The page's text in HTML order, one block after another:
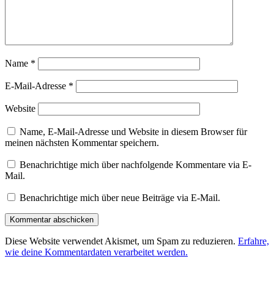
Name *
E-Mail-Adresse *
Website
Name, E-Mail-Adresse und Website in diesem Browser für
meinen nächsten Kommentar speichern.
Benachrichtige mich über nachfolgende Kommentare via E-
Mail.
Benachrichtige mich über neue Beiträge via E-Mail.
Diese Website verwendet Akismet, um Spam zu reduzieren. Erfahre,
wie deine Kommentardaten verarbeitet werden.